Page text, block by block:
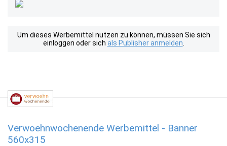
Um dieses Werbemittel nutzen zu können, müssen Sie sich
einloggen oder sich als Publisher anmelden
Verwoehnwochenende Werbemittel - Banner
560x315